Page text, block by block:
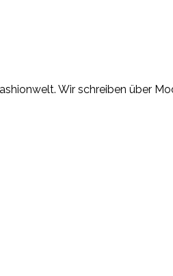
Wir schreiben über